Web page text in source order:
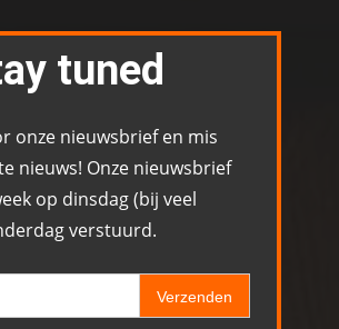
tuned
onze nieuwsbrief en mis
nieuws! Onze nieuwsbrief
op dinsdag (bij veel
verstuurd.
Verzenden